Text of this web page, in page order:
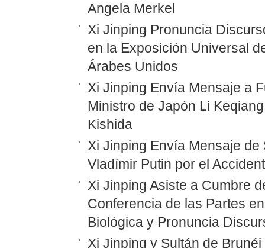
Angela Merkel
Xi Jinping Pronuncia
en la Exposición Universal
Árabes Unidos
Xi Jinping Envía Mensaje a
Ministro de Japón Li
Kishida
Xi Jinping Envía Mensaje
Vladímir Putin por el
Xi Jinping Asiste a Cumbre
Conferencia de las Partes
Biológica y Pronuncia
Xi Jinping y Sultán de